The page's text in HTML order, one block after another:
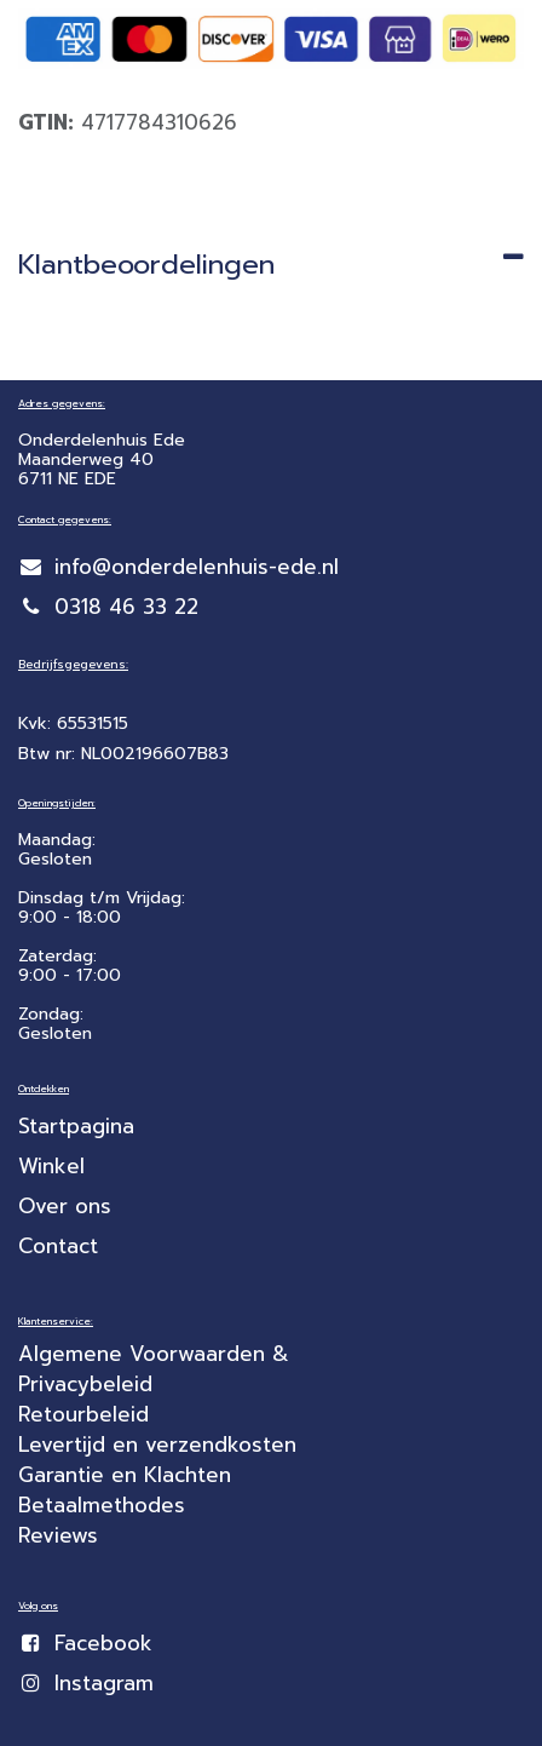
GTIN: 4717784310626
Klantbeoordelingen
Adres gegevens:
Onderdelenhuis Ede
Maanderweg 40
6711 NE EDE
Contact gegevens:
info@onderdelenhuis-ede.nl
0318 46 33 22
Bedrijfsgegevens:
Kvk: 65531515
Btw nr: NL002196607B83
Openingstijden:
Maandag:
Gesloten
Dinsdag t/m Vrijdag:
9:00 - 18:00
Zaterdag:
​9:00 - 17:00
Zondag:
Gesloten
Ontdekken
Startpagina
Winkel
Over ons
Contact
Klantenservice:
Algemene Voorwaarden &
Privacybeleid
Retourbeleid
Levertijd en verzendkosten
Garantie en Klachten
Betaalmethodes
Reviews
Volg ons
Facebook
Instagram